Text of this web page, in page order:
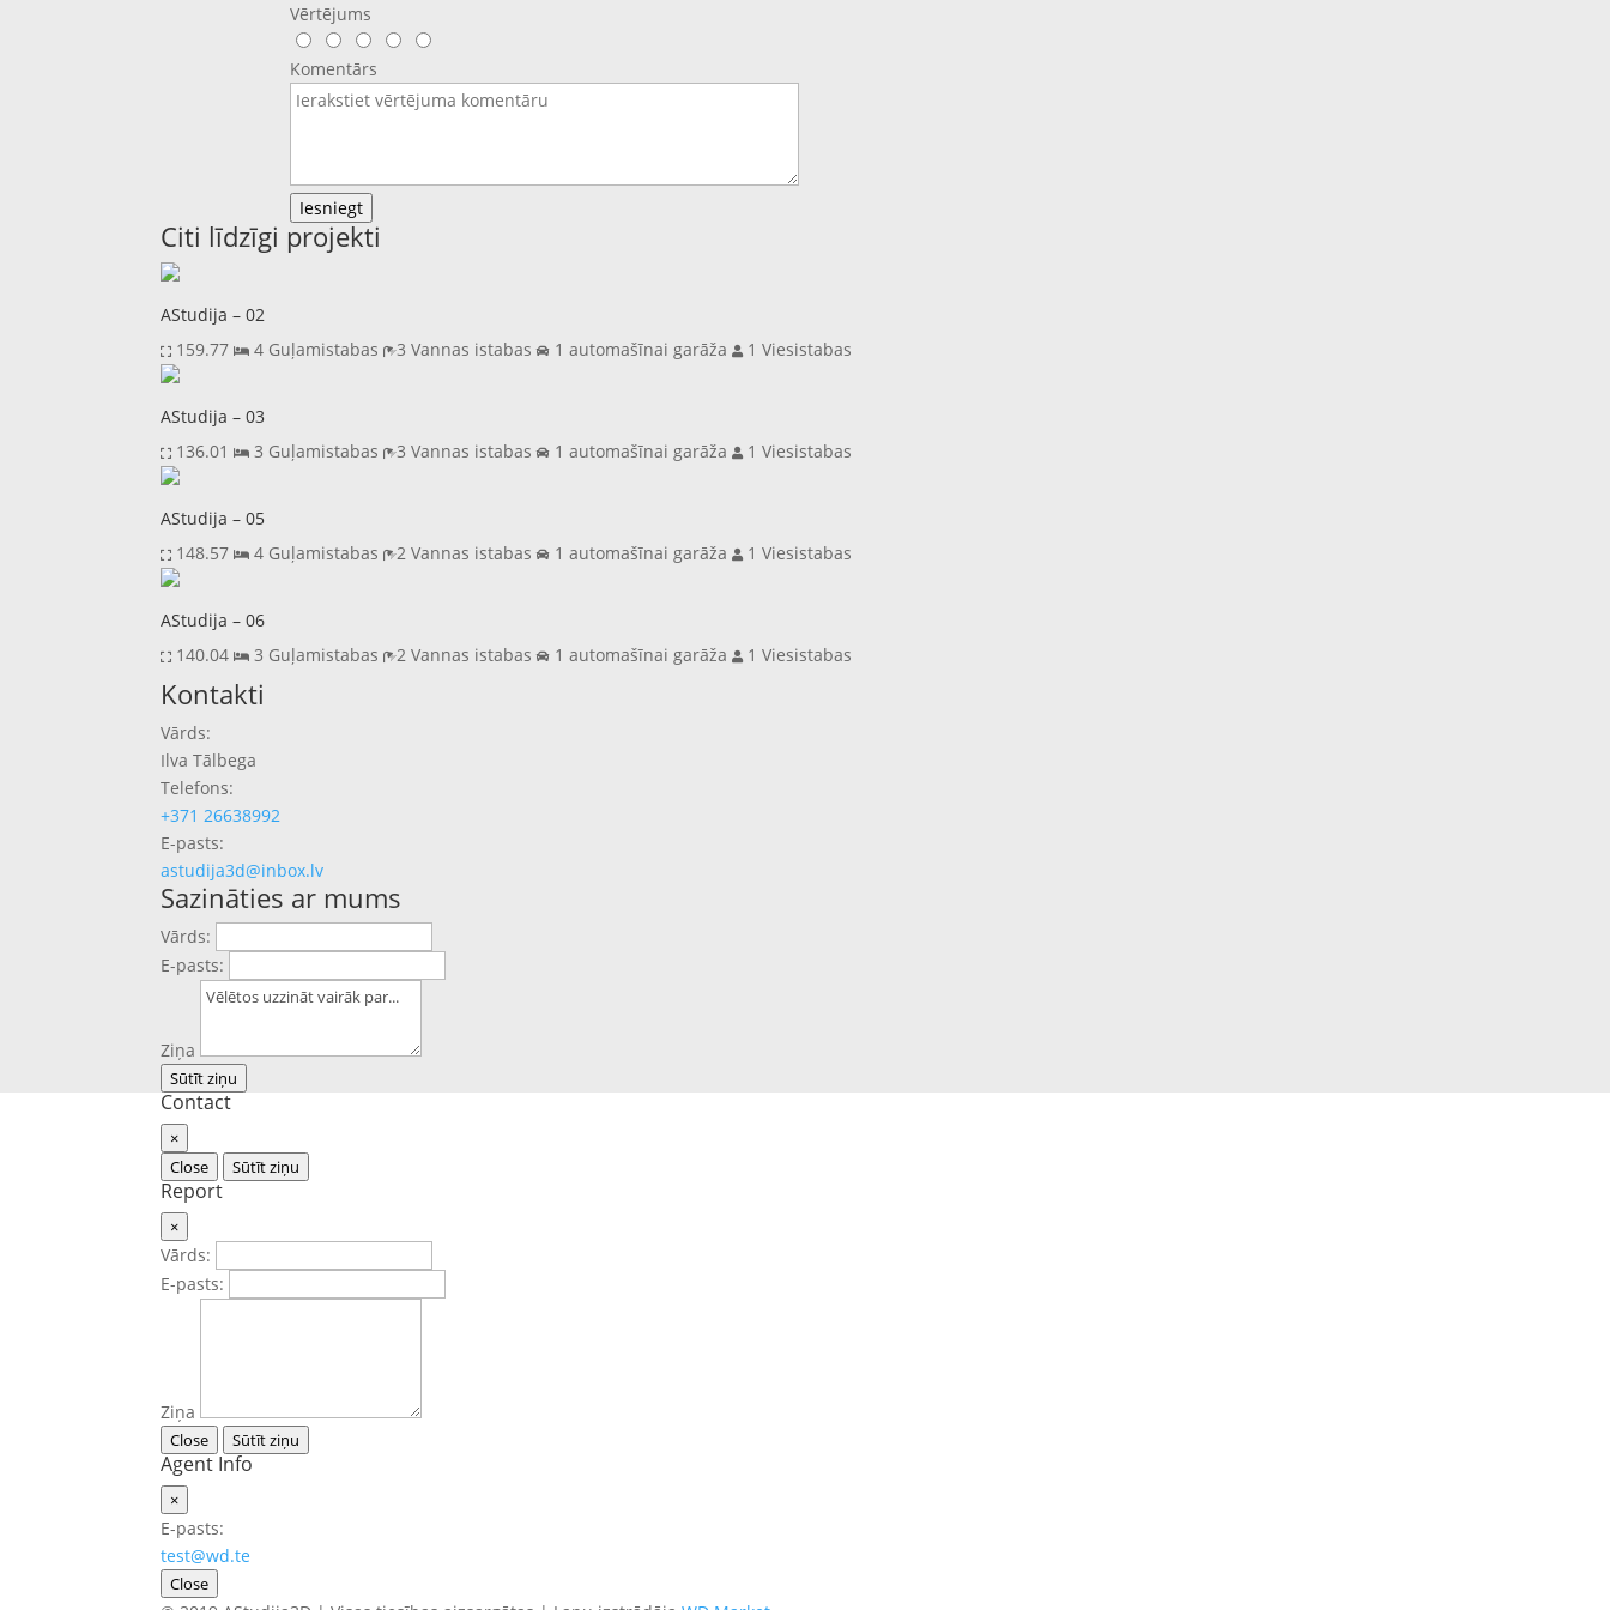
Vērtējums
Komentārs
Iesniegt
Citi līdzīgi projekti
AStudija – 02
159.77
4 Guļamistabas 3 Vannas istabas 1 automašīnai garāža 1 Viesistabas
AStudija – 03
136.01
3 Guļamistabas 3 Vannas istabas 1 automašīnai garāža 1 Viesistabas
AStudija – 05
148.57
4 Guļamistabas 2 Vannas istabas 1 automašīnai garāža 1 Viesistabas
AStudija – 06
140.04
3 Guļamistabas 2 Vannas istabas 1 automašīnai garāža
1 Viesistabas
Previous
Next
Kontakti
Vārds:
Ilva Tālbega
Telefons:
+371 26638992
E-pasts:
astudija3d@inbox.lv
Sazināties ar mums
Vārds:
E-pasts:
Ziņa
Sūtīt ziņu
Contact
×
Close
Sūtīt ziņu
Report
×
Vārds:
E-pasts:
Ziņa
Close Sūtīt ziņu
Agent Info
×
E-pasts:
test@wd.te
Close